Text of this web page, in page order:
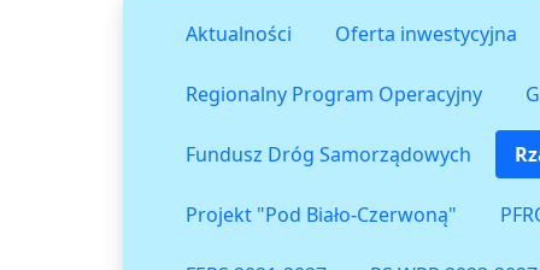
Aktualności Oferta inwestycyjna
Regionalny Program Operacyjny
Fundusz Dróg Samorządowych
Projekt "Pod Biało-Czerwoną"